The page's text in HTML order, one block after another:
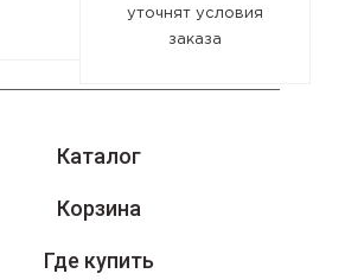
уточнят условия
заказа
Каталог
Корзина
Где купить